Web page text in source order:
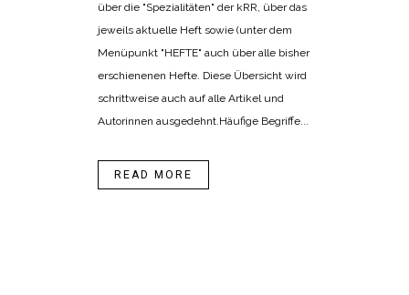
über die "Spezialitäten" der kRR, über das
jeweils aktuelle Heft sowie (unter dem
Menüpunkt "HEFTE" auch über alle bisher
erschienenen Hefte. Diese Übersicht wird
schrittweise auch auf alle Artikel und
Autorinnen ausgedehnt.Häufige Begriffe...
READ MORE